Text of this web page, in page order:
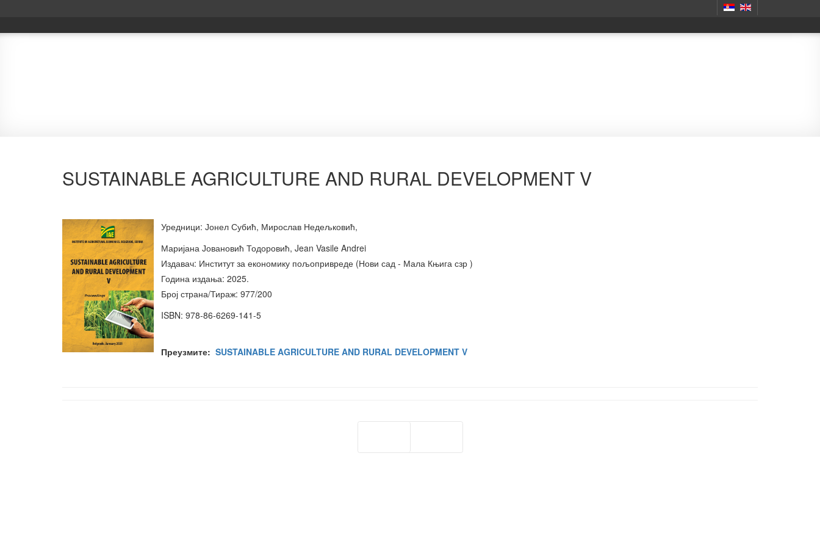
SUSTAINABLE AGRICULTURE AND RURAL DEVELOPMENT V
Уредници: Јонел Субић, Мирослав Недељковић,
Маријана Јовановић Тодоровић, Jean Vasile Andrei
Издавач: Институт за економику пољопривреде (Нови сад - Мала Књига сзр )
Година издања: 2025.
Број страна/Тираж: 977/200
ISBN: 978-86-6269-141-5
Преузмите: SUSTAINABLE AGRICULTURE AND RURAL DEVELOPMENT V